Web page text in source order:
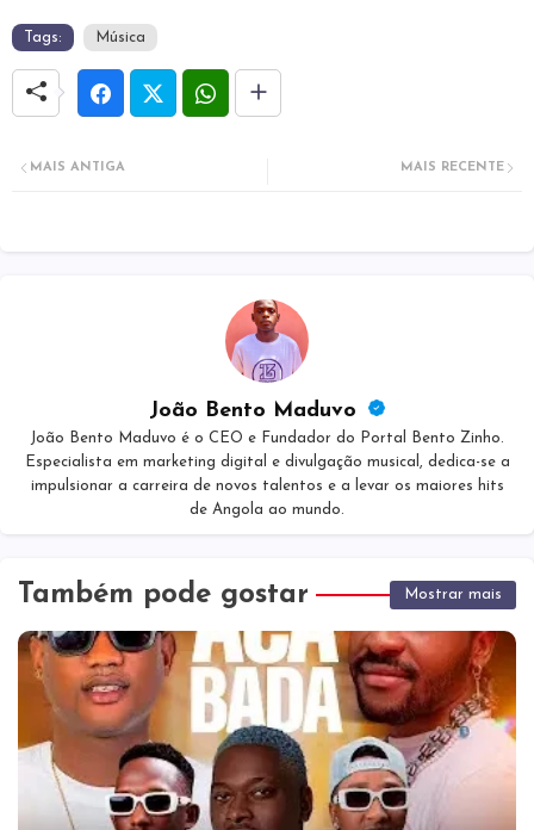
Tags: Música
MAIS RECENTE
MAIS ANTIGA
João Bento Maduvo
João Bento Maduvo é o CEO e Fundador do Portal Bento Zinho.
Especialista em marketing digital e divulgação musical, dedica-se a
impulsionar a carreira de novos talentos e a levar os maiores hits
de Angola ao mundo.
Também pode gostar Mostrar mais